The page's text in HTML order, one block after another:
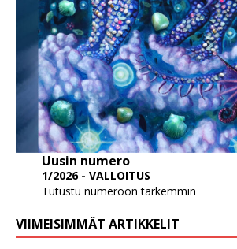
Uusin numero
1/2026 - VALLOITUS
Tutustu numeroon tarkemmin
VIIMEISIMMÄT ARTIKKELIT